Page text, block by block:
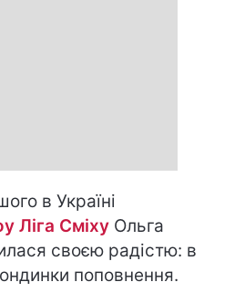
в Україні
Ліга Сміху Ольга
своєю радістю: в
поповнення.